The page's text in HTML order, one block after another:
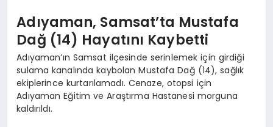
Adıyaman, Samsat’ta Mustafa
Dağ (14) Hayatını Kaybetti
Adıyaman’ın Samsat ilçesinde serinlemek için girdiği
sulama kanalında kaybolan Mustafa Dağ (14), sağlık
ekiplerince kurtarılamadı. Cenaze, otopsi için
Adıyaman Eğitim ve Araştırma Hastanesi morguna
kaldırıldı.